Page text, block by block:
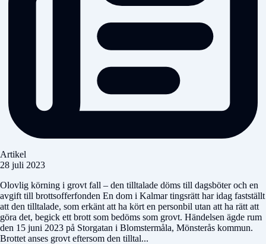
Artikel
28 juli 2023
Olovlig körning i grovt fall – den tilltalade döms till dagsböter och en
avgift till brottsofferfonden En dom i Kalmar tingsrätt har idag fastställt
att den tilltalade, som erkänt att ha kört en personbil utan att ha rätt att
göra det, begick ett brott som bedöms som grovt. Händelsen ägde rum
den 15 juni 2023 på Storgatan i Blomstermåla, Mönsterås kommun.
Brottet anses grovt eftersom den tilltal...